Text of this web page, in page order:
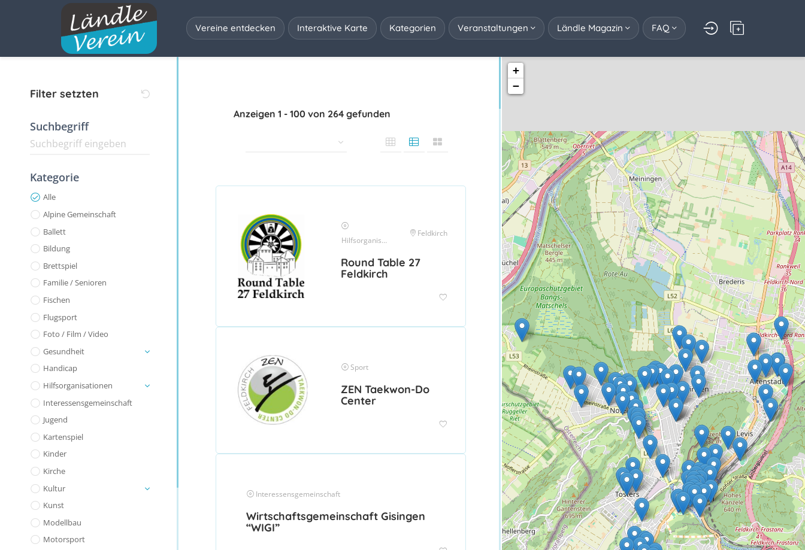
Vereine entdecken Interaktive Karte Kategorien Veranstaltungen Ländle Magazin FAQ
Filter setzten
Suchbegriff
Kategorie
Alle
Alpine Gemeinschaft
Ballett
Bildung
Brettspiel
Familie / Senioren
Fischen
Flugsport
Foto / Film / Video
Gesundheit
Handicap
Hilfsorganisationen
Interessensgemeinschaft
Jugend
Kartenspiel
Kinder
Kirche
Kultur
Kunst
Modellbau
Motorsport
Anzeigen 1 - 100 von 264 gefunden
Hilfsorganisationen
Feldkirch
Round Table 27
Feldkirch
Sport
ZEN Taekwon-Do
Center
Interessensgemeinschaft
Wirtschaftsgemeinschaft Gisingen
“WIGI”
+
−